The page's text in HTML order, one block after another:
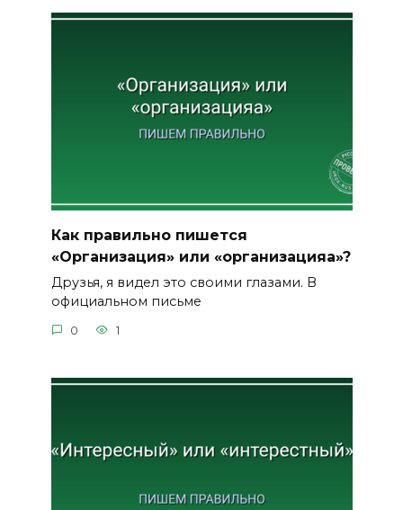
Как правильно пишется
«Организация» или «организацияа»?
Друзья, я видел это своими глазами. В
официальном письме
0 1